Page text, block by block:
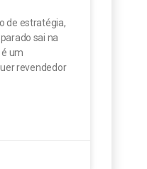
de estratégia,
sai na
um
revendedor